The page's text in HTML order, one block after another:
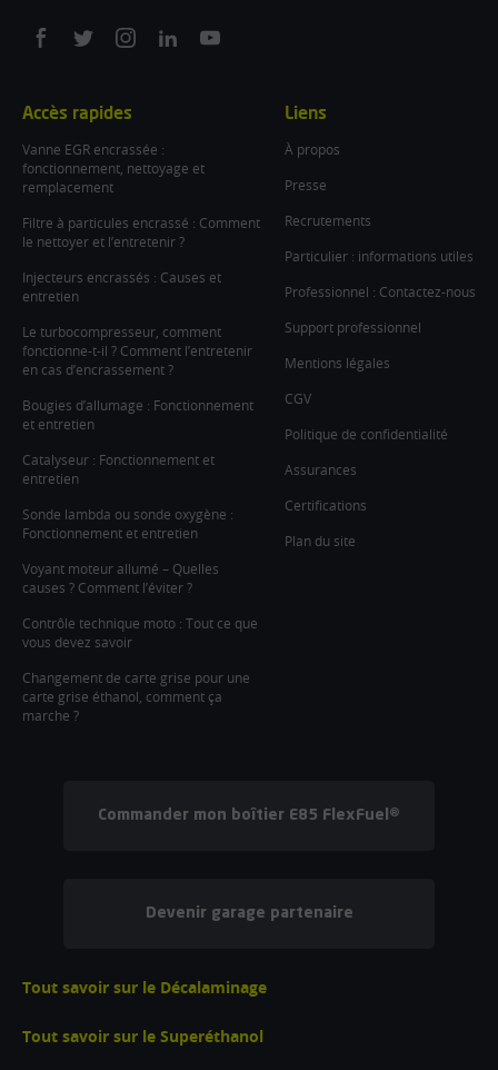
On
On
On
On
On
Accès rapides
Vanne EGR encrassée :
fonctionnement, nettoyage et
remplacement
Filtre à particules encrassé : Comment
le nettoyer et l’entretenir ?
Injecteurs encrassés : Causes et
entretien
Le turbocompresseur, comment
fonctionne-t-il ? Comment l’entretenir
en cas d’encrassement ?
Bougies d’allumage : Fonctionnement
et entretien
Catalyseur : Fonctionnement et
entretien
Sonde lambda ou sonde oxygène :
Fonctionnement et entretien
Voyant moteur allumé – Quelles
causes ? Comment l’éviter ?
Contrôle technique moto : Tout ce que
vous devez savoir
Changement de carte grise pour une
carte grise éthanol, comment ça
marche ?
Liens
À propos
Presse
Recrutements
Particulier : informations utiles
Professionnel : Contactez-nous
Support professionnel
Mentions légales
CGV
Politique de confidentialité
Assurances
Certifications
Plan du site
Commander mon boîtier E85 FlexFuel®
Devenir garage partenaire
Tout savoir sur le Décalaminage
Tout savoir sur le Superéthanol